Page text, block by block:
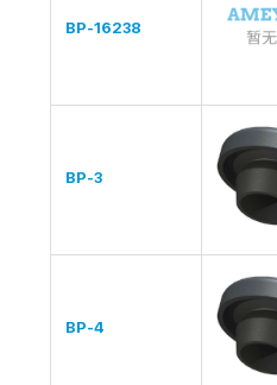
BP-16238
BP-3
BP-4